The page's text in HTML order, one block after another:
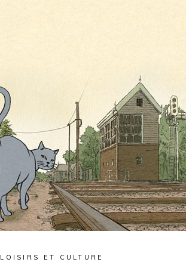
LOISIRS ET CULTURE